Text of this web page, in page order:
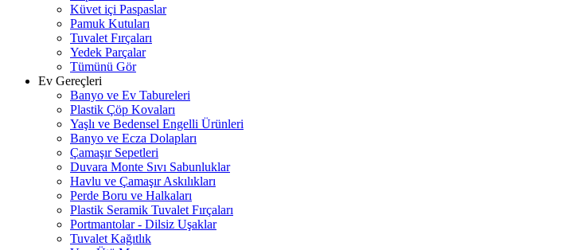
Küvet içi Paspaslar
Pamuk Kutuları
Tuvalet Fırçaları
Yedek Parçalar
Tümünü Gör
Ev Gereçleri
Banyo ve Ev Tabureleri
Plastik Çöp Kovaları
Yaşlı ve Bedensel Engelli Ürünleri
Banyo ve Ecza Dolapları
Çamaşır Sepetleri
Duvara Monte Sıvı Sabunluklar
Havlu ve Çamaşır Askılıkları
Perde Boru ve Halkaları
Plastik Seramik Tuvalet Fırçaları
Portmantolar - Dilsiz Uşaklar
Tuvalet Kağıtlık